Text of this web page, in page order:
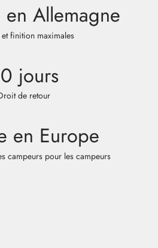
Allemagne
finition maximales
jours
de retour
en Europe
campeurs pour les campeurs